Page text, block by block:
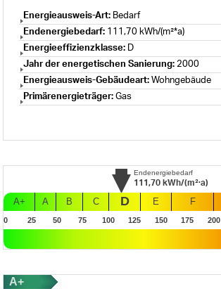
Energieausweis-Art: Bedarf
Endenergiebedarf: 111,70 kWh/(m²*a)
Energieeffizienzklasse: D
Jahr der energetischen Sanierung: 2000
Energieausweis-Gebäudeart: Wohngebäude
Primärenergieträger: Gas
Endenergiebedarf
111,70 kWh/(m²·a)
A+ A B C D E F
0 25 50 75 100 125 150 175 200
A+